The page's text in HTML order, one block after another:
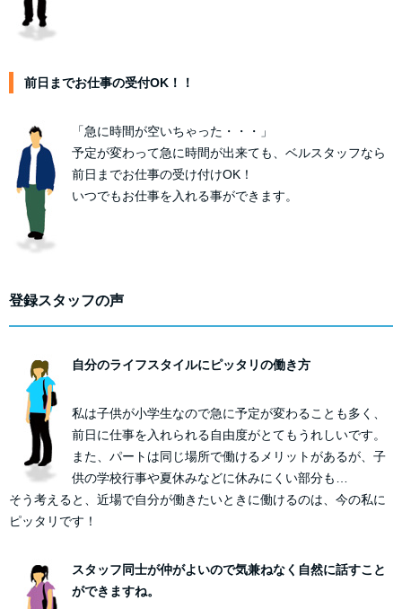
前日までお仕事の受付OK！！
「急に時間が空いちゃった・・・」
予定が変わって急に時間が出来ても、ベルスタッフなら
前日までお仕事の受け付けOK！
いつでもお仕事を入れる事ができます。
登録スタッフの声
自分のライフスタイルにピッタリの働き方
私は子供が小学生なので急に予定が変わることも多く、
前日に仕事を入れられる自由度がとてもうれしいです。
また、パートは同じ場所で働けるメリットがあるが、子
供の学校行事や夏休みなどに休みにくい部分も…
そう考えると、近場で自分が働きたいときに働けるのは、今の私に
ピッタリです！
スタッフ同士が仲がよいので気兼ねなく自然に話すこと
ができますね。